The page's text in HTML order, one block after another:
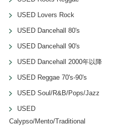
USED Lovers Rock
USED Dancehall 80's
USED Dancehall 90's
USED Dancehall 2000年以降
USED Reggae 70's-90's
USED Soul/R&B/Pops/Jazz
USED
Calypso/Mento/Traditional